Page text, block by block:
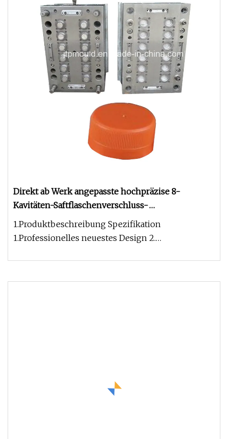
Direkt ab Werk angepasste hochpräzise 8-
Kavitäten-Saftflaschenverschluss-
Kunststoffkappenform
1.Produktbeschreibung Spezifikation
1.Professionelles neuestes Design 2.